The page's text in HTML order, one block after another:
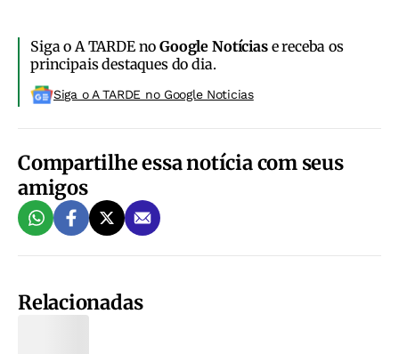
Siga o A TARDE noGoogle Notíciase receba os
principais destaques do dia.
Siga o A TARDE no Google Noticias
Compartilhe essa notícia com seus
amigos
Relacionadas